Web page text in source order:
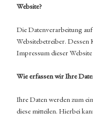
Website?
Die Datenverarbeitung
Websitebetreiber. Dessen
Impressum dieser
Wie erfassen wir Ihre
Ihre Daten werden zum
diese mitteilen. Hierbei